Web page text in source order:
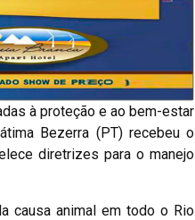
à proteção e ao bem-estar
Bezerra (PT) recebeu o
diretrizes para o manejo
causa animal em todo o Rio